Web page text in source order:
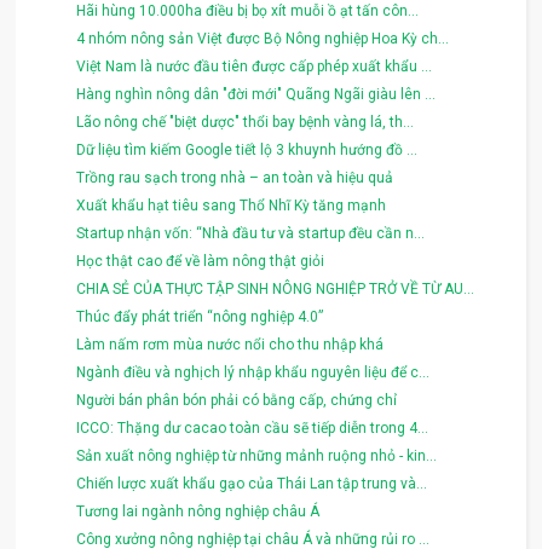
Hãi hùng 10.000ha điều bị bọ xít muỗi ồ ạt tấn côn...
4 nhóm nông sản Việt được Bộ Nông nghiệp Hoa Kỳ ch...
Việt Nam là nước đầu tiên được cấp phép xuất khẩu ...
Hàng nghìn nông dân "đời mới" Quãng Ngãi giàu lên ...
Lão nông chế "biệt dược" thổi bay bệnh vàng lá, th...
Dữ liệu tìm kiếm Google tiết lộ 3 khuynh hướng đồ ...
Trồng rau sạch trong nhà – an toàn và hiệu quả
Xuất khẩu hạt tiêu sang Thổ Nhĩ Kỳ tăng mạnh
Startup nhận vốn: “Nhà đầu tư và startup đều cần n...
Học thật cao để về làm nông thật giỏi
CHIA SẺ CỦA THỰC TẬP SINH NÔNG NGHIỆP TRỞ VỀ TỪ AU...
Thúc đẩy phát triển “nông nghiệp 4.0”
Làm nấm rơm mùa nước nổi cho thu nhập khá
Ngành điều và nghịch lý nhập khẩu nguyên liệu để c...
Người bán phân bón phải có bằng cấp, chứng chỉ
ICCO: Thặng dư cacao toàn cầu sẽ tiếp diễn trong 4...
Sản xuất nông nghiệp từ những mảnh ruộng nhỏ - kin...
Chiến lược xuất khẩu gạo của Thái Lan tập trung và...
Tương lai ngành nông nghiệp châu Á
Công xưởng nông nghiệp tại châu Á và những rủi ro ...